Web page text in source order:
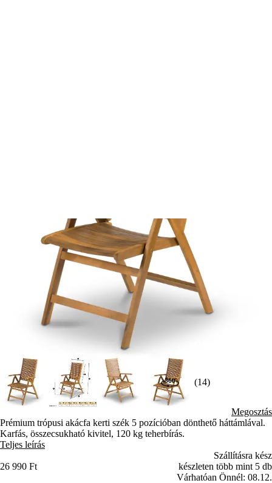
(14)
Megosztás
Prémium trópusi akácfa kerti szék 5 pozícióban dönthető háttámlával.
Karfás, összecsukható kivitel, 120 kg teherbírás.
Teljes leírás
26 990 Ft
Szállításra kész
készleten több mint 5 db
Várhatóan Önnél: 08.12.